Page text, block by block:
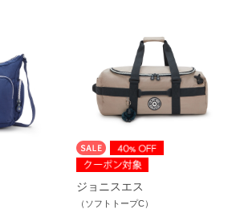
ジョニスエス
（ソフトトープC）